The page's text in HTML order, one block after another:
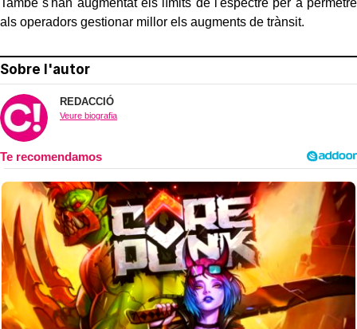
També s'han augmentat els límits de l'espectre per a permetre
als operadors gestionar millor els augments de trànsit.
Sobre l'autor
REDACCIÓ
Veure biografia